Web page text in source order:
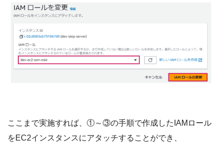
ここまで実施すれば、①～③の手順で作成したIAMロール
をEC2インスタンスにアタッチすることができ、